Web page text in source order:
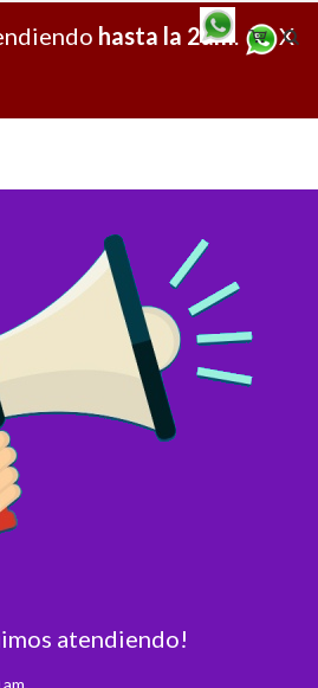
X
hasta la 2am.
atendiendo!